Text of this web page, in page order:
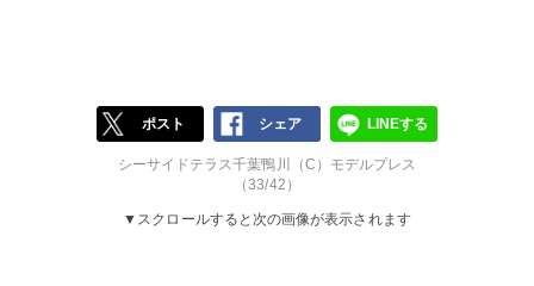
ポスト シェア LINEする
シーサイドテラス千葉鴨川（C）モデルプレス
（33/42）
▼スクロールすると次の画像が表示されます